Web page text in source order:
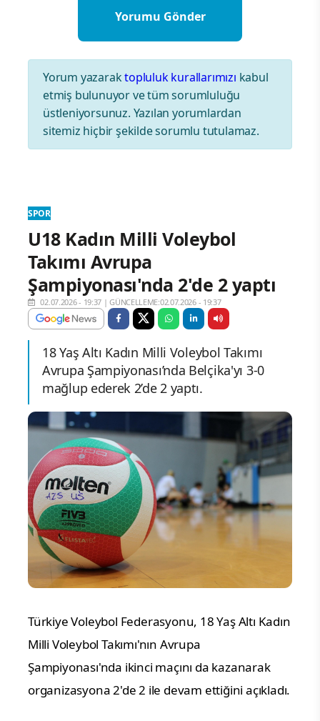
Yorum yazaraktopluluk kurallarımızı kabul
etmiş bulunuyor ve tüm sorumluluğu
üstleniyorsunuz. Yazılan yorumlardan
sitemiz hiçbir şekilde sorumlu tutulamaz.
SPOR
U18 Kadın Milli Voleybol
Takımı Avrupa
Şampiyonası'nda 2'de 2 yaptı
02.07.2026 - 19:37 |GÜNCELLEME:02.07.2026 - 19:37
18 Yaş Altı Kadın Milli Voleybol Takımı
Avrupa Şampiyonası’nda Belçika'yı 3-0
mağlup ederek 2’de 2 yaptı.
Türkiye Voleybol Federasyonu, 18 Yaş Altı Kadın
Milli Voleybol Takımı'nın Avrupa
Şampiyonası'nda ikinci maçını da kazanarak
organizasyona 2'de 2 ile devam ettiğini açıkladı.